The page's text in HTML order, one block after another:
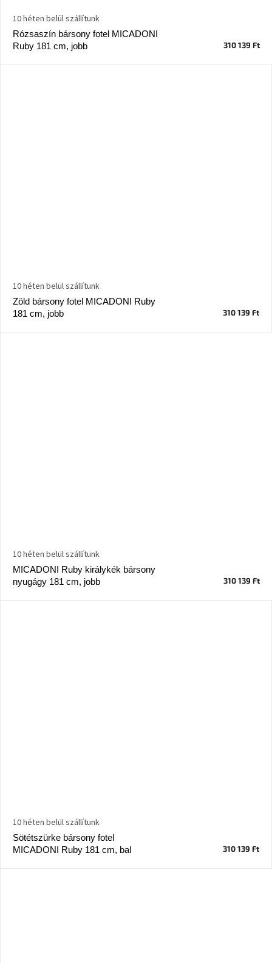
Rózsaszín bársony fotel MICADONI
Ruby 181 cm, jobb
10 héten belül szállítunk
310 139 Ft
Zöld bársony fotel MICADONI Ruby
181 cm, jobb
10 héten belül szállítunk
310 139 Ft
MICADONI Ruby királykék bársony
nyugágy 181 cm, jobb
10 héten belül szállítunk
310 139 Ft
Sötétszürke bársony fotel
MICADONI Ruby 181 cm, bal
10 héten belül szállítunk
310 139 Ft